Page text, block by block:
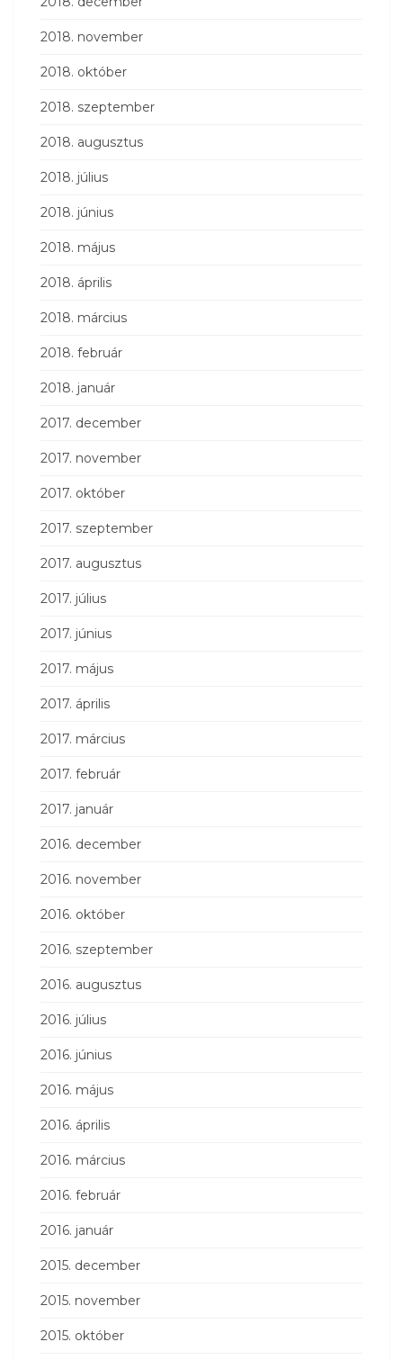
2018. november
2018. október
2018. szeptember
2018. augusztus
2018. július
2018. június
2018. május
2018. április
2018. március
2018. február
2018. január
2017. december
2017. november
2017. október
2017. szeptember
2017. augusztus
2017. július
2017. június
2017. május
2017. április
2017. március
2017. február
2017. január
2016. december
2016. november
2016. október
2016. szeptember
2016. augusztus
2016. július
2016. június
2016. május
2016. április
2016. március
2016. február
2016. január
2015. december
2015. november
2015. október